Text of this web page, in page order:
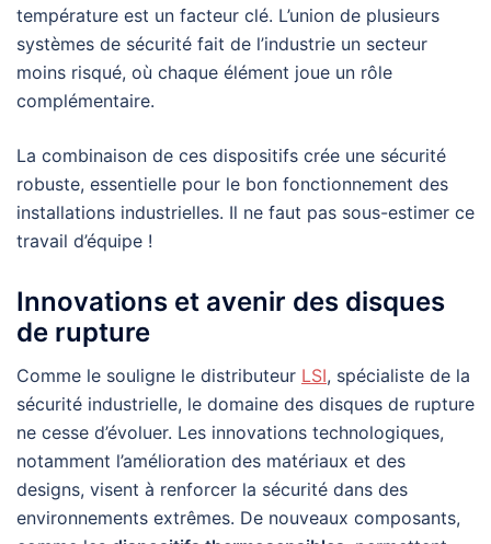
température est un facteur clé. L’union de plusieurs
systèmes de sécurité fait de l’industrie un secteur
moins risqué, où chaque élément joue un rôle
complémentaire.
La combinaison de ces dispositifs crée une sécurité
robuste, essentielle pour le bon fonctionnement des
installations industrielles. Il ne faut pas sous-estimer ce
travail d’équipe !
Innovations et avenir des disques
de rupture
Comme le souligne le distributeur LSI, spécialiste de la
sécurité industrielle, le domaine des disques de rupture
ne cesse d’évoluer. Les innovations technologiques,
notamment l’amélioration des matériaux et des
designs, visent à renforcer la sécurité dans des
environnements extrêmes. De nouveaux composants,